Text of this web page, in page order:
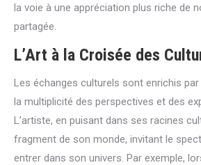
la voie à une appréciation plus riche de
partagée.
L’Art à la Croisée des
Les échanges culturels sont enrichis par
la multiplicité des perspectives et des
L’artiste, en puisant dans ses racines
fragment de son monde, invitant le
entrer dans son univers. Par exemple,